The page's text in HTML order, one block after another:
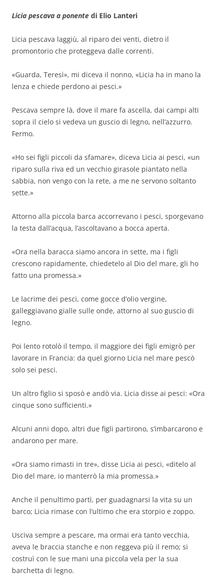
Licia pescava a ponente di Elio Lanteri
Licia pescava laggiù, al riparo dei venti, dietro il
promontorio che proteggeva dalle correnti.
«Guarda, Teresì», mi diceva il nonno, «Licia ha in mano la
lenza e chiede perdono ai pesci.»
Pescava sempre là, dove il mare fa ascella, dai campi alti
sopra il cielo si vedeva un guscio di legno, nell’azzurro.
Fermo.
«Ho sei figli piccoli da sfamare», diceva Licia ai pesci, «un
riparo sulla riva ed un vecchio girasole piantato nella
sabbia, non vengo con la rete, a me ne servono soltanto
sette.»
Attorno alla piccola barca accorrevano i pesci, sporgevano
la testa dall’acqua, l’ascoltavano a bocca aperta.
«Ora nella baracca siamo ancora in sette, ma i figli
crescono rapidamente, chiedetelo al Dio del mare, gli ho
fatto una promessa.»
Le lacrime dei pesci, come gocce d’olio vergine,
galleggiavano gialle sulle onde, attorno al suo guscio di
legno.
Poi lento rotolò il tempo, il maggiore dei figli emigrò per
lavorare in Francia: da quel giorno Licia nel mare pescò
solo sei pesci.
Un altro figlio si sposò e andò via. Licia disse ai pesci: «Ora
cinque sono sufficienti.»
Alcuni anni dopo, altri due figli partirono, s’imbarcarono e
andarono per mare.
«Ora siamo rimasti in tre», disse Licia ai pesci, «ditelo al
Dio del mare, io manterrò la mia promessa.»
Anche il penultimo partì, per guadagnarsi la vita su un
barco; Licia rimase con l’ultimo che era storpio e zoppo.
Usciva sempre a pescare, ma ormai era tanto vecchia,
aveva le braccia stanche e non reggeva più il remo; si
costruì con le sue mani una piccola vela per la sua
barchetta di legno.